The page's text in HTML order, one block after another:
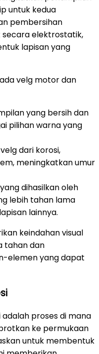
untuk kedua
pembersihan
secara elektrostatik,
lapisan yang
velg motor dan
yang bersih dan
pilihan warna yang
dari korosi,
meningkatkan umur
dihasilkan oleh
lebih tahan lama
lainnya.
keindahan visual
tahan dan
elemen yang dapat
proses di mana
ke permukaan
untuk membentuk